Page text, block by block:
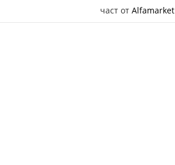
част от Alfamarket